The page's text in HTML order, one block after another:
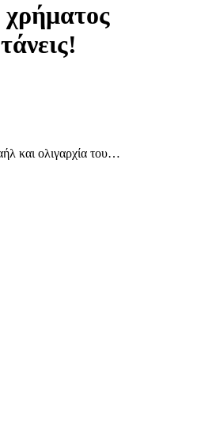
χρήματος
και ολιγαρχία του…